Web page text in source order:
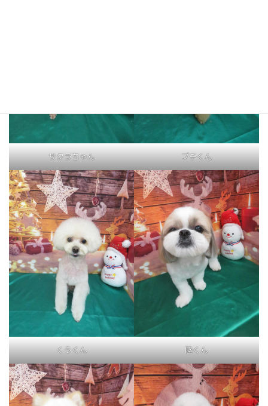
サクラちゃん プチくん
くうくん 陸くん